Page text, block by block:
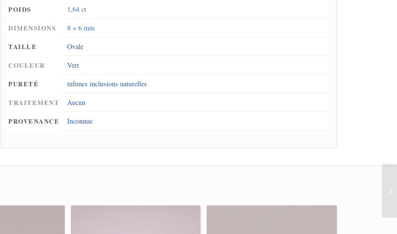
POIDS
1,64 ct
DIMENSIONS
8 × 6 mm
TAILLE
Ovale
COULEUR
Vert
PURETÉ
infimes inclusions naturelles
TRAITEMENT
Aucun
PROVENANCE
Inconnue